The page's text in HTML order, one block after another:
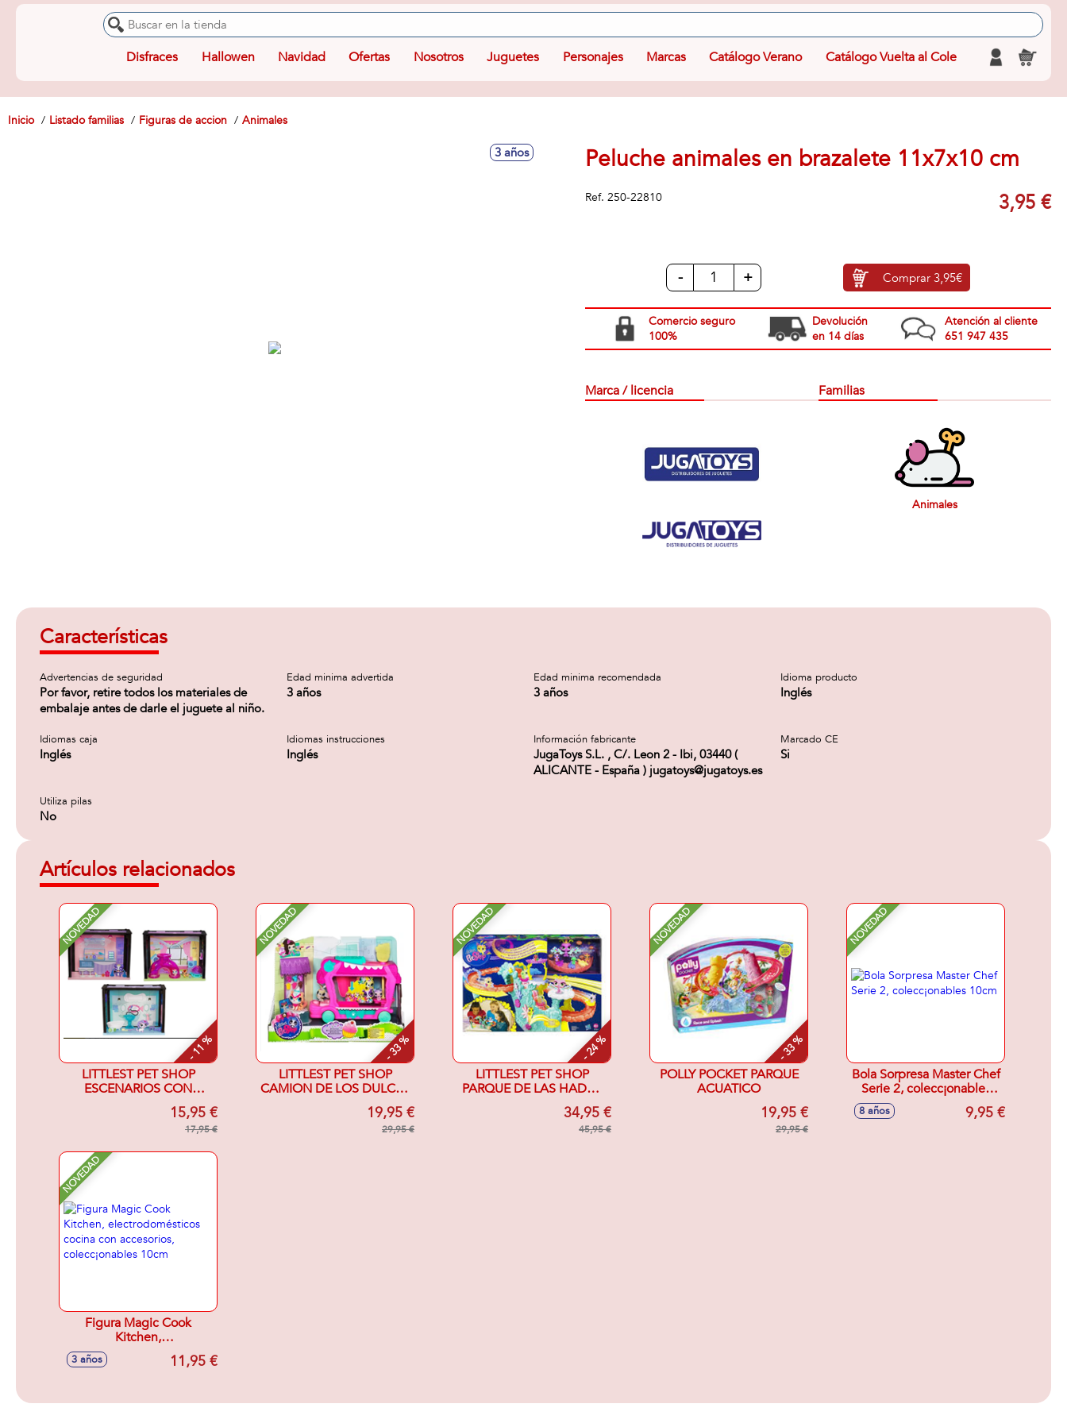
Disfraces Hallowen Navidad Ofertas Nosotros Juguetes Personajes Marcas Catálogo Verano Catálogo Vuelta al Cole
Inicio Listado familias Figuras de accion Animales
3 años Peluche animales en brazalete 11x7x10 cm
Ref. 250-22810 3,95 €
- + Comprar 3,95€
Comercio seguro
100%
Devolución
en 14 días
Atención al cliente
651 947 435
Marca / licencia Familias
Animales
Características
Advertencias de seguridad
Por favor, retire todos los materiales de
embalaje antes de darle el juguete al niño.
Edad minima advertida
3 años
Edad minima recomendada
3 años
Idioma producto
Inglés
Idiomas caja
Inglés
Idiomas instrucciones
Inglés
Información fabricante
JugaToys S.L. , C/. Leon 2 - Ibi, 03440 (
ALICANTE - España ) jugatoys@jugatoys.es
Marcado CE
Si
Utiliza pilas
No
Artículos relacionados
NOVEDAD
- 11 %
LITTLEST PET SHOP
ESCENARIOS CON
15,95 €
17,95 €
NOVEDAD
- 33 %
LITTLEST PET SHOP
CAMION DE LOS DULCES
INCLUYE GATITA19,95 €
29,95 €
NOVEDAD
- 24 %
LITTLEST PET SHOP
PARQUE DE LAS HADAS
MAGICAS C/ FIGURAS
EXCLUSIVAS34,95 €
45,95 €
NOVEDAD
- 33 %
POLLY POCKET PARQUE
ACUATICO
19,95 €
29,95 €
NOVEDAD
Bola Sorpresa Master Chef
Serie 2, colecc¡onables
8 años 9,95 €
NOVEDAD
Figura Magic Cook
Kitchen,
electrodomésticos cocina
con accesorios,
3 años 11,95 €